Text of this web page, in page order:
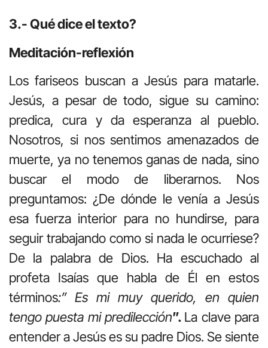
3.- Qué dice el texto?
Meditación-reflexión
Los fariseos buscan a Jesús para matarle.
Jesús, a pesar de todo, sigue su camino:
predica, cura y da esperanza al pueblo.
Nosotros, si nos sentimos amenazados de
muerte, ya no tenemos ganas de nada, sino
buscar el modo de liberarnos. Nos
preguntamos: ¿De dónde le venía a Jesús
esa fuerza interior para no hundirse, para
seguir trabajando como si nada le ocurriese?
De la palabra de Dios. Ha escuchado al
profeta Isaías que habla de Él en estos
términos:” Es mi muy querido, en quien
tengo puesta mi predilección”. La clave para
entender a Jesús es su padre Dios. Se siente